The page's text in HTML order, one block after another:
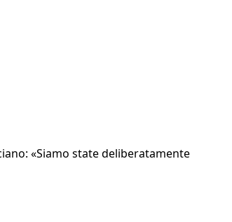
«Siamo state deliberatamente